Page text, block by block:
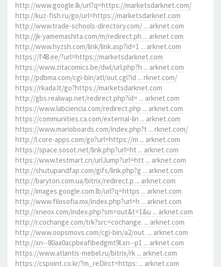
http://www.google.lk/url?q=https://marketsdarknet.com/
http://kuz-fish.ru/go/url=https://marketsdarknet.com
http://www.trade-schools-directory.com/ ... arknet.com
http://jk-yamemashita.com/m/redirect.ph ... arknet.com
http://www.hyzsh.com/link/link.asp?id=1 ... arknet.com
https://f48.ee/?url=https://marketsdarknet.com
https://www.zitacomics.be/dwl/url.php?h ... arknet.com
http://pdbma.com/cgi-bin/atl/out.cgi?id ... rknet.com/
https://rkada.lt/go?https://marketsdarknet.com
http://gbs.realwap.net/redirect.php?id= ... arknet.com
https://www.labciencia.com/redirect.php ... arknet.com
https://communities.ca.com/external-lin ... arknet.com
https://www.marioboards.com/index.php?t ... rknet.com/
http://l.core-apps.com/go?url=https://m ... arknet.com
https://space.sosot.net/link.php?url=ht ... arknet.com
https://www.testmart.cn/urlJump?url=htt ... arknet.com
http://shutupandfap.com/gifs/link.php?g ... arknet.com
http://baryton.com.ua/bitrix/redirect.p ... arknet.com
http://images.google.com.lb/url?q=https ... arknet.com
http://www.filosofia.mx/index.php?url=h ... arknet.com
http://xneox.com/index.php?sm=out&t=1&u ... arknet.com
http://r.cochange.com/trk?src=cochange. ... arknet.com
http://www.oopsmovs.com/cgi-bin/a2/out. ... arknet.com
http://xn--80aa0acpbeafibedgmt9l.xn--p1 ... arknet.com
https://www.atlantis-mebel.ru/bitrix/rk ... arknet.com
https://cspoint.co.kr/?m_reDirct=https: ... arknet.com